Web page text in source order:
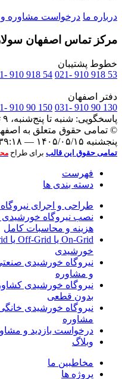
درباره ما درخواست مشاوره و
مرکز تماس اصفهان
خطوط پشتیبان
53 918 910 -021
54 918 910 -021
دفتر اصفهان
130 90 910 -031
150 90 910 -031
پاسخگویی: شنبه تا پنج‌شنبه، ۹ تا ۱۸
© تمامی حقوق متعلق به
پنجشنبه ۱۴۰۵/۰۵/۱۵ — ۱۹:۳۹:۱۸ | 2026-08-06
تمامی حقوق این قالب برای طراح
فهرست
دسته بندی ها
طراحی و اجرای
هزینه و محاسبات کامل
خورشیدی
نیروگاه خورشیدی
و مشاوره
نیروگاه خورشیدی
بدون قطعی
نیروگاه خورشیدی
مشاوره
درخواست بازدید و
وبلاگ
مخاطبین ما
پروژه ها